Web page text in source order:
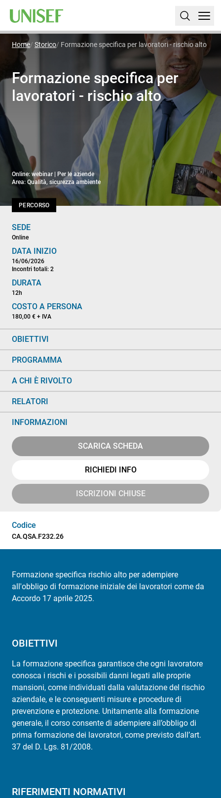
Home Storico Formazione specifica per lavoratori - rischio alto
Formazione specifica per
lavoratori - rischio alto
Online: webinar | Per le aziende
Area: Qualità, sicurezza ambiente
PERCORSO
SEDE
Online
DATA INIZIO
16/06/2026
Incontri totali: 2
DURATA
12h
COSTO A PERSONA
180,00 € + IVA
OBIETTIVI
PROGRAMMA
A CHI È RIVOLTO
RELATORI
INFORMAZIONI
SCARICA SCHEDA
RICHIEDI INFO
ISCRIZIONI CHIUSE
Codice
CA.QSA.F232.26
Formazione specifica rischio alto per adempiere
all'obbligo di formazione iniziale dei lavoratori come da
Accordo 17 aprile 2025.
OBIETTIVI
La formazione specifica garantisce che ogni lavoratore
conosca i rischi e i possibili danni legati alle proprie
mansioni, come individuati dalla valutazione del rischio
aziendale, e le conseguenti misure e procedure di
prevenzione e protezione. Unitamente alla formazione
generale, il corso consente di adempiere all’obbligo di
prima formazione dei lavoratori, come previsto dall’art.
37 del D. Lgs. 81/2008.
RIFERIMENTI NORMATIVI